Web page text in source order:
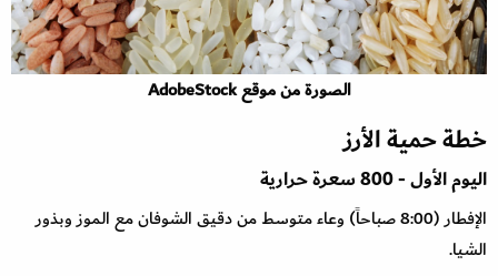
الصورة من موقع AdobeStock
خطة حمية الأرز
اليوم الأول - 800 سعرة حرارية
الإفطار (8:00 صباحاً) وعاء متوسط من دقيق الشوفان مع الموز وبذور
الشيا.